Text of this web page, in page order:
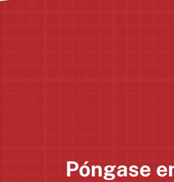
Póngase